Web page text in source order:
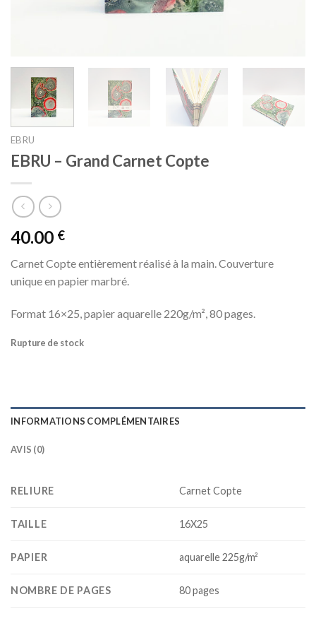
EBRU
EBRU – Grand Carnet Copte
40.00 €
Carnet Copte entièrement réalisé à la main. Couverture
unique en papier marbré.
Format 16×25, papier aquarelle 220g/m², 80 pages.
Rupture de stock
INFORMATIONS COMPLÉMENTAIRES
AVIS (0)
RELIURE Carnet Copte
TAILLE 16X25
PAPIER aquarelle 225g/m²
NOMBRE DE PAGES 80 pages